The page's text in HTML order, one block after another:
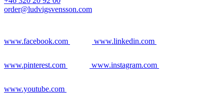
order@ludvigsvensson.com
www.facebook.com www.linkedin.com
www.pinterest.com www.instagram.com
www.youtube.com